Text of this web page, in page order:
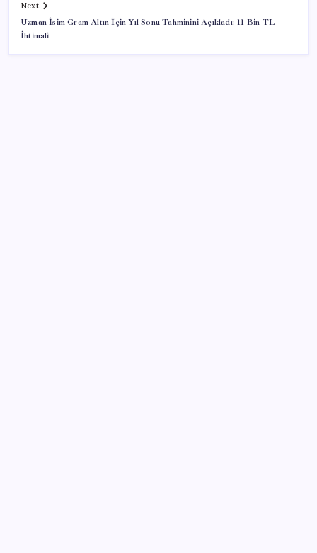
Next
Uzman İsim Gram Altın İçin Yıl Sonu Tahminini Açıkladı: 11 Bin TL
İhtimali